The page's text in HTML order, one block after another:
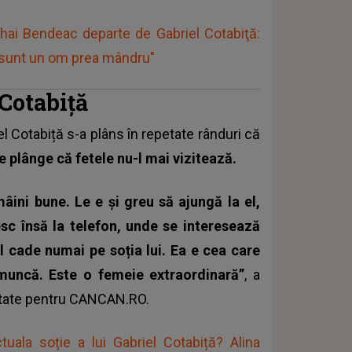
Bendeac departe de Gabriel Cotabiţă:
un om prea mândru"
Cotabiță s-a plâns în repetate rânduri că
plânge că fetele nu-l mai vizitează.
bune. Le e și greu să ajungă la el,
însă la telefon, unde se interesează
numai pe soția lui. Ea e cea care
Este o femeie extraordinară”, a
pentru CANCAN.RO.
soție a lui Gabriel Cotabiță? Alina